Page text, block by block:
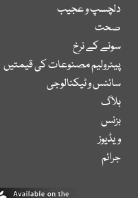
دلچسپ و عجیب
صحت
سونے کے نرخ
پیٹرولیم مصنوعات کی قیمتیں
سائنس و ٹیکنالوجی
بلاگ
بزنس
ویڈیوز
جرائم